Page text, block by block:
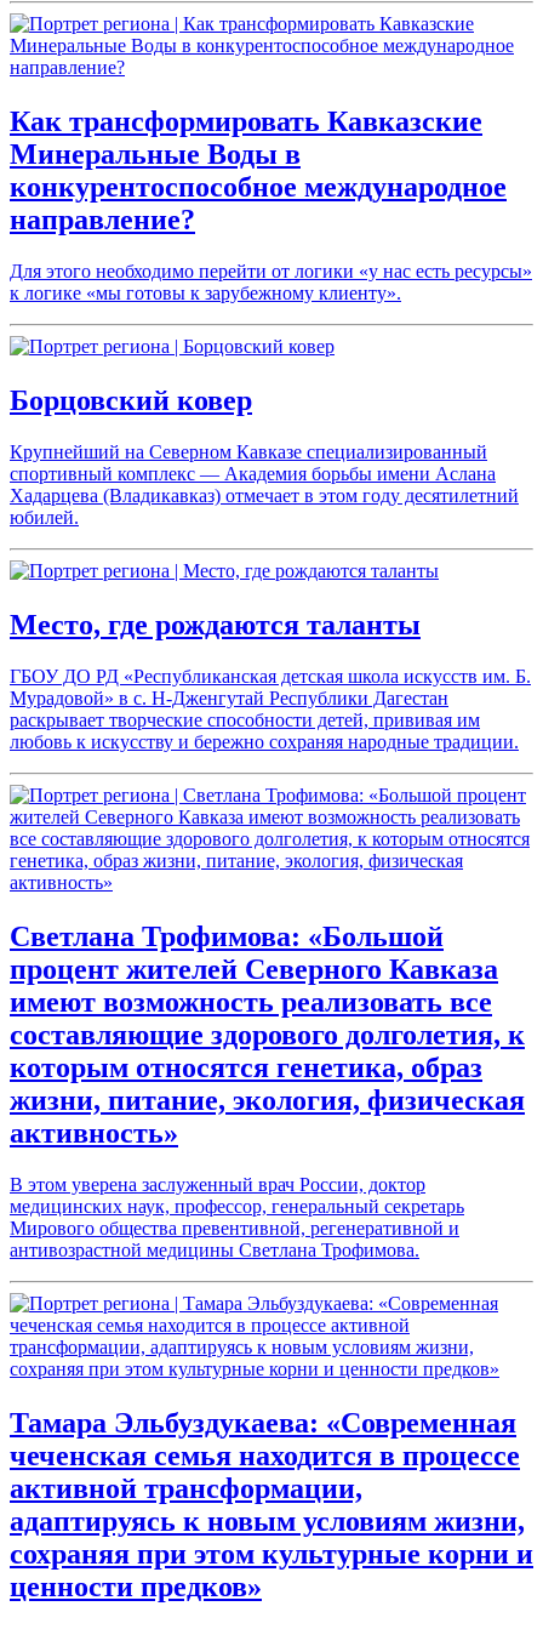
Как трансформировать Кавказские
Минеральные Воды в
конкурентоспособное международное
направление?
Для этого необходимо перейти от логики «у нас есть ресурсы»
к логике «мы готовы к зарубежному клиенту».
Борцовский ковер
Крупнейший на Северном Кавказе специализированный
спортивный комплекс — Академия борьбы имени Аслана
Хадарцева (Владикавказ) отмечает в этом году десятилетний
юбилей.
Место, где рождаются таланты
ГБОУ ДО РД «Республиканская детская школа искусств им. Б.
Мурадовой» в с. Н-Дженгутай Республики Дагестан
раскрывает творческие способности детей, прививая им
любовь к искусству и бережно сохраняя народные традиции.
Светлана Трофимова: «Большой
процент жителей Северного Кавказа
имеют возможность реализовать все
составляющие здорового долголетия, к
которым относятся генетика, образ
жизни, питание, экология, физическая
активность»
В этом уверена заслуженный врач России, доктор
медицинских наук, профессор, генеральный секретарь
Мирового общества превентивной, регенеративной и
антивозрастной медицины Светлана Трофимова.
Тамара Эльбуздукаева: «Современная
чеченская семья находится в процессе
активной трансформации,
адаптируясь к новым условиям жизни,
сохраняя при этом культурные корни и
ценности предков»